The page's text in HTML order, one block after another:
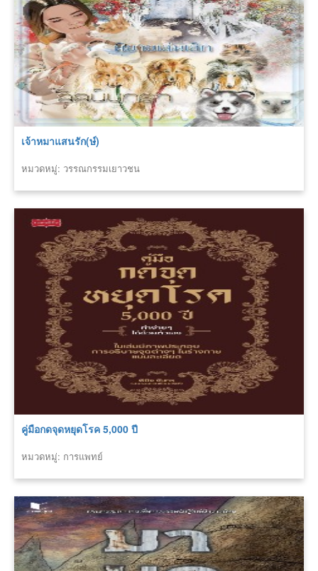
เจ้าหมาแสนรัก(ษ์)
หมวดหมู่: วรรณกรรมเยาวชน
คู่มือกดจุดหยุดโรค 5,000 ปี
หมวดหมู่: การแพทย์